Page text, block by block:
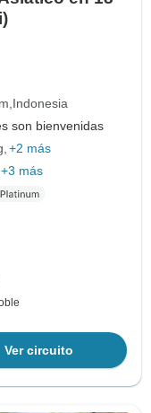
Indonesia
son bienvenidas
+2 más
+3 más
Ver circuito